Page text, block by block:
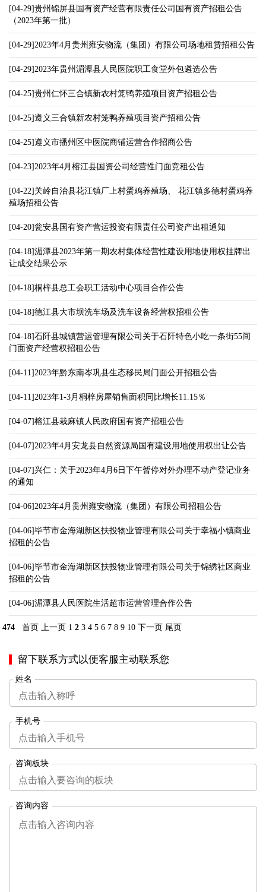
[04-29]贵州锦屏县国有资产经营有限责任公司国有资产招租公告
（2023年第一批）
[04-29]2023年4月贵州雍安物流（集团）有限公司场地租赁招租公告
[04-29]2023年贵州湄潭县人民医院职工食堂外包遴选公告
[04-25]贵州仁怀三合镇新农村笼鸭养殖项目资产招租公告
[04-25]遵义三合镇新农村笼鸭养殖项目资产招租公告
[04-25]遵义市播州区中医院商铺运营合作招商公告
[04-23]2023年4月榕江县国资公司经营性门面竞租公告
[04-22]关岭自治县花江镇厂上村蛋鸡养殖场、 花江镇多德村蛋鸡养
殖场招租公告
[04-20]瓮安县国有资产营运投资有限责任公司资产出租通知
[04-18]湄潭县2023年第一期农村集体经营性建设用地使用权挂牌出
让成交结果公示
[04-18]桐梓县总工会职工活动中心项目合作公告
[04-18]德江县大市坝洗车场及洗车设备经营权招租公告
[04-18]石阡县城镇营运管理有限公司关于石阡特色小吃一条街55间
门面资产经营权招租公告
[04-11]2023年黔东南岑巩县生态移民局门面公开招租公告
[04-11]2023年1-3月桐梓房屋销售面积同比增长11.15％
[04-07]榕江县栽麻镇人民政府国有资产招租公告
[04-07]2023年4月安龙县自然资源局国有建设用地使用权出让公告
[04-07]兴仁：关于2023年4月6日下午暂停对外办理不动产登记业务
的通知
[04-06]2023年4月贵州雍安物流（集团）有限公司招租公告
[04-06]毕节市金海湖新区扶投物业管理有限公司关于幸福小镇商业
招租的公告
[04-06]毕节市金海湖新区扶投物业管理有限公司关于锦绣社区商业
招租的公告
[04-06]湄潭县人民医院生活超市运营管理合作公告
474 首页 上一页 1 2 3 4 5 6 7 8 9 10 下一页 尾页
留下联系方式以便客服主动联系您
姓名
手机号
咨询板块
咨询内容